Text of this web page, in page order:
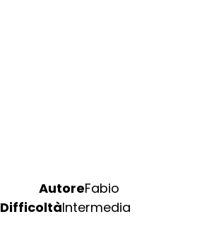
AutoreFabio
DifficoltàIntermedia